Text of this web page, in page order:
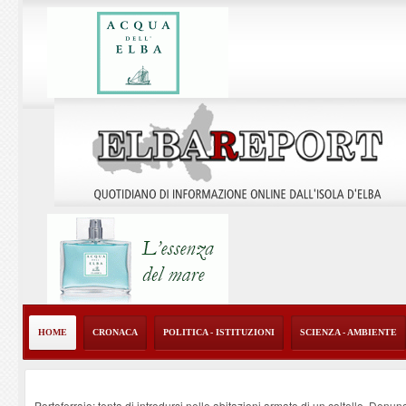
HOME CRONACA POLITICA - ISTITUZIONI SCIENZA - AMBIENTE